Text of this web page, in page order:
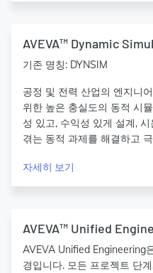
AVEVA™ Dynamic
기존 명칭: DYNSIM
공정 및 전력 산업의 엔지니
위한 높은 충실도의 동적 시
성 있고, 수익성 있게 설계,
겪는 동적 과제를 해결하고
자세히 보기
AVEVA™ Unified
AVEVA Unified Engineering
경입니다. 모든 프로젝트 단